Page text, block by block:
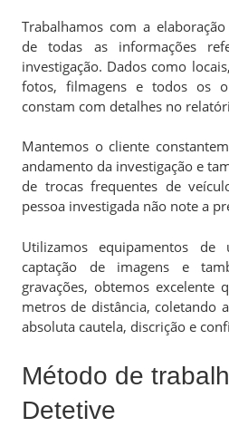
Trabalhamos com a
de todas as informações
investigação. Dados como
fotos, filmagens e todos os
constam com detalhes no
Mantemos o cliente
andamento da investigação e
de trocas frequentes de
pessoa investigada não note a
Utilizamos equipamentos
captação de imagens e
gravações, obtemos excelente
metros de distância, coletando
absoluta cautela, discrição e
Método de
Detetive